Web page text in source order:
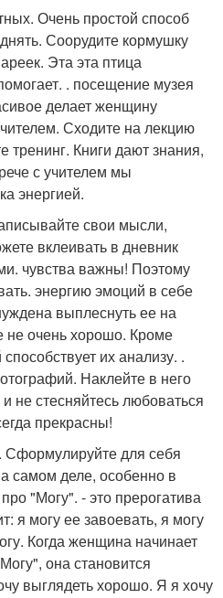
Очень простой способ
Соорудите кормушку
Эта эта птица
. посещение музея
делает женщину
Сходите на лекцию
тренинг. Книги дают знания,
с учителем мы
энергией.
свои мысли,
вклеивать в дневник
чувства важны! Поэтому
энергию эмоций в себе
выплеснуть ее на
не очень хорошо. Кроме
их анализу. .
Наклейте в него
не стесняйтесь любоваться
прекрасны!
для себя
самом деле, особенно в
"Могу". - это прерогатива
я могу ее завоевать, я могу
Когда женщина начинает
она становится
выглядеть хорошо. Я я хочу